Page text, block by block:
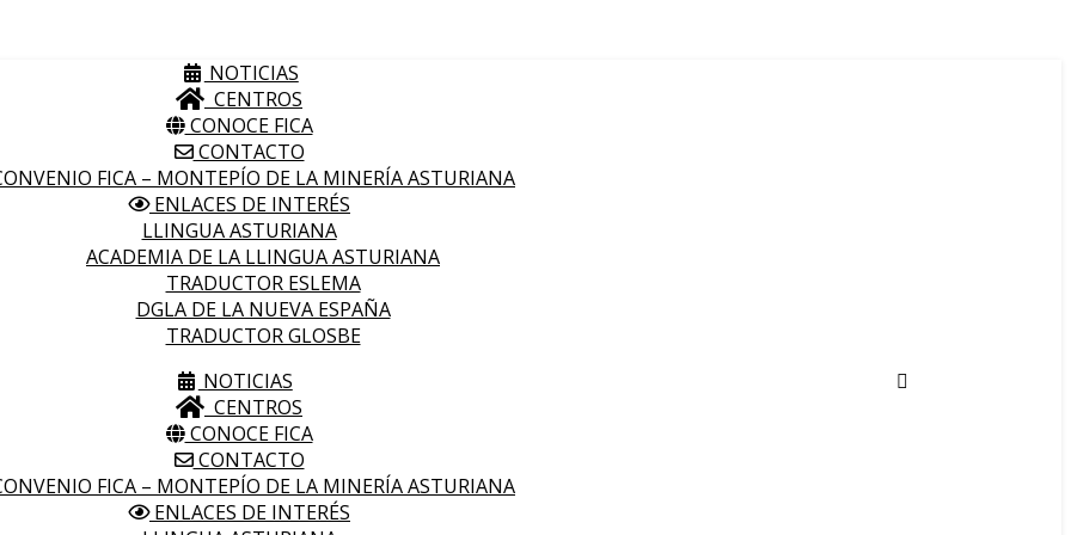
NOTICIAS
CENTROS
CONOCE FICA
CONTACTO
FICA – MONTEPÍO DE LA MINERÍA ASTURIANA
ENLACES DE INTERÉS
LLINGUA ASTURIANA
ACADEMIA DE LA LLINGUA ASTURIANA
TRADUCTOR ESLEMA
DGLA DE LA NUEVA ESPAÑA
TRADUCTOR GLOSBE
NOTICIAS
CENTROS
CONOCE FICA
CONTACTO
FICA – MONTEPÍO DE LA MINERÍA ASTURIANA
ENLACES DE INTERÉS